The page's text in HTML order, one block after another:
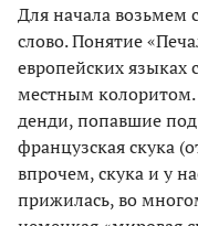
Для начала возьмем
слово. Понятие
европейских языках
местным колоритом.
денди, попавшие
французская скука
впрочем, скука и у
прижилась, во